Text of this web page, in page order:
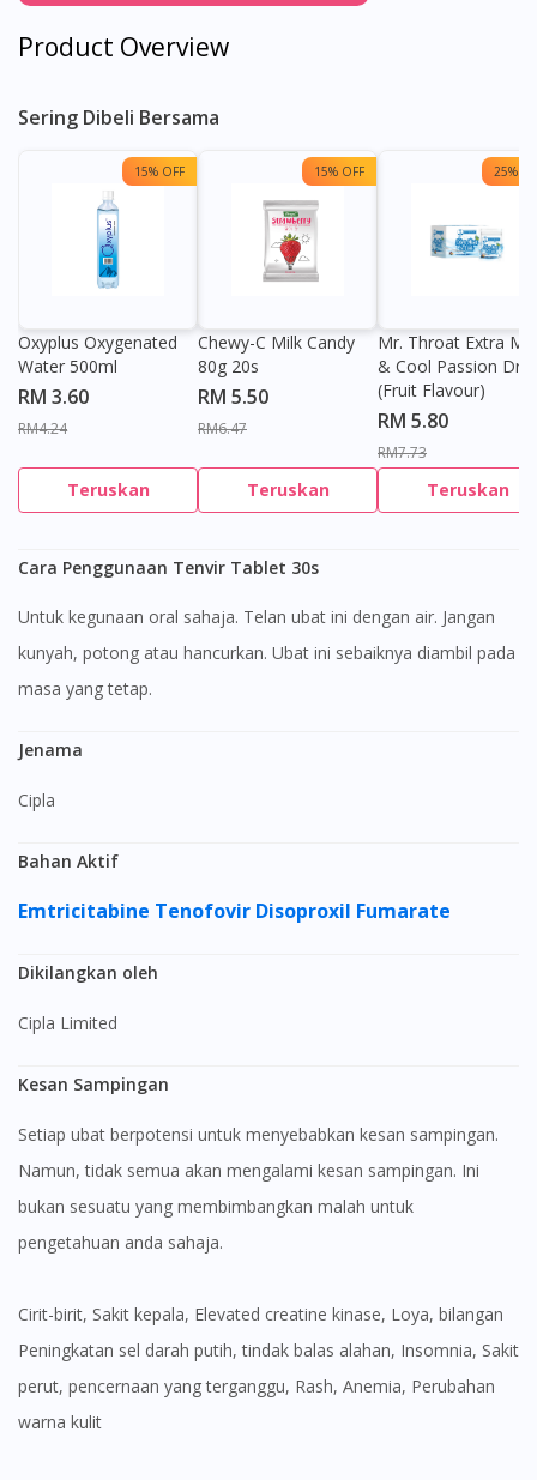
Product Overview
Sering Dibeli Bersama
15% OFF
Oxyplus Oxygenated
Water 500ml
RM 3.60
RM4.24
Teruskan
15% OFF
Chewy-C Milk Candy
80g 20s
RM 5.50
RM6.47
Teruskan
25%
Mr. Throat Extra
& Cool Passion
(Fruit Flavour)
RM 5.80
RM7.73
Teruskan
Cara Penggunaan Tenvir Tablet 30s
Untuk kegunaan oral sahaja. Telan ubat ini dengan air. Jangan
kunyah, potong atau hancurkan. Ubat ini sebaiknya diambil pada
masa yang tetap.
Jenama
Cipla
Bahan Aktif
Emtricitabine Tenofovir Disoproxil Fumarate
Dikilangkan oleh
Cipla Limited
Kesan Sampingan
Setiap ubat berpotensi untuk menyebabkan kesan sampingan.
Namun, tidak semua akan mengalami kesan sampingan. Ini
bukan sesuatu yang membimbangkan malah untuk
pengetahuan anda sahaja.
Cirit-birit, Sakit kepala, Elevated creatine kinase, Loya, bilangan
Peningkatan sel darah putih, tindak balas alahan, Insomnia, Sakit
perut, pencernaan yang terganggu, Rash, Anemia, Perubahan
warna kulit